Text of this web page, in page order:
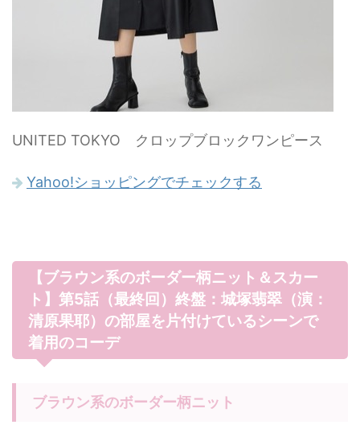
UNITED TOKYO クロップブロックワンピース
Yahoo!ショッピングでチェックする
【ブラウン系のボーダー柄ニット＆スカー
ト】第5話（最終回）終盤：城塚翡翠（演：
清原果耶）の部屋を片付けているシーンで
着用のコーデ
ブラウン系のボーダー柄ニット